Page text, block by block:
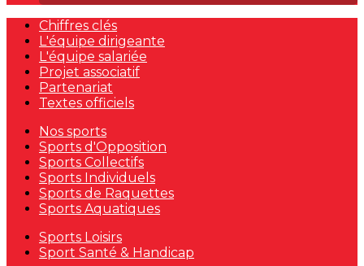
Chiffres clés
L'équipe dirigeante
L'équipe salariée
Projet associatif
Partenariat
Textes officiels
Nos sports
Sports d'Opposition
Sports Collectifs
Sports Individuels
Sports de Raquettes
Sports Aquatiques
Sports Loisirs
Sport Santé & Handicap